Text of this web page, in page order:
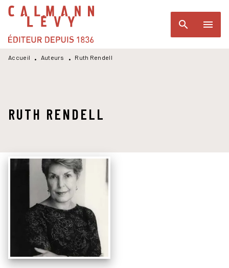
MENU RECHERCHE
PIED DE PAGE
search menu
Accueil • Auteurs • Ruth Rendell
RUTH RENDELL